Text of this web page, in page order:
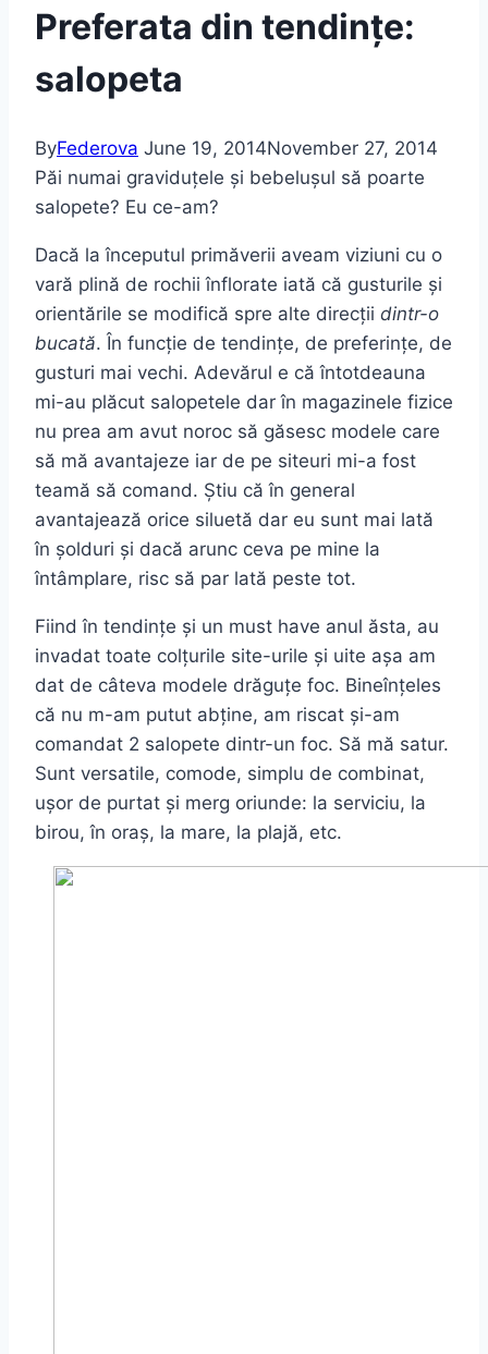
Preferata din tendințe:
salopeta
ByFederova June 19, 2014November 27, 2014
Păi numai graviduțele și bebelușul să poarte
salopete? Eu ce-am?
Dacă la începutul primăverii aveam viziuni cu o
vară plină de rochii înflorate iată că gusturile și
orientările se modifică spre alte direcții dintr-o
bucată. În funcție de tendințe, de preferințe, de
gusturi mai vechi. Adevărul e că întotdeauna
mi-au plăcut salopetele dar în magazinele fizice
nu prea am avut noroc să găsesc modele care
să mă avantajeze iar de pe siteuri mi-a fost
teamă să comand. Știu că în general
avantajează orice siluetă dar eu sunt mai lată
în șolduri și dacă arunc ceva pe mine la
întâmplare, risc să par lată peste tot.
Fiind în tendințe și un must have anul ăsta, au
invadat toate colțurile site-urile și uite așa am
dat de câteva modele drăguțe foc. Bineînțeles
că nu m-am putut abține, am riscat și-am
comandat 2 salopete dintr-un foc. Să mă satur.
Sunt versatile, comode, simplu de combinat,
ușor de purtat și merg oriunde: la serviciu, la
birou, în oraș, la mare, la plajă, etc.